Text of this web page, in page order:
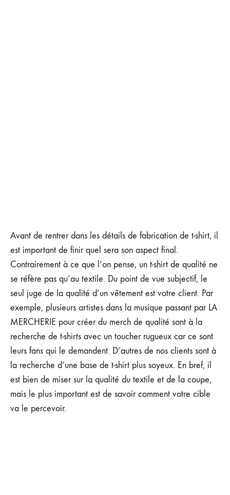
Avant de rentrer dans les détails de fabrication de t-shirt, il
est important de finir quel sera son aspect final.
Contrairement à ce que l’on pense, un t-shirt de qualité ne
se réfère pas qu’au textile. Du point de vue subjectif, le
seul juge de la qualité d’un vêtement est votre client. Par
exemple, plusieurs artistes dans la musique passant par LA
MERCHERIE pour créer du merch de qualité sont à la
recherche de t-shirts avec un toucher rugueux car ce sont
leurs fans qui le demandent. D’autres de nos clients sont à
la recherche d’une base de t-shirt plus soyeux. En bref, il
est bien de miser sur la qualité du textile et de la coupe,
mais le plus important est de savoir comment votre cible
va le percevoir.